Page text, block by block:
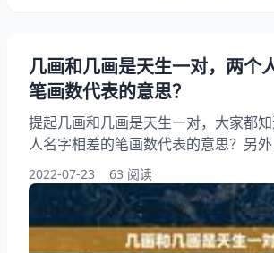
几画和几画是天生一对，两个
笔画数代表的意思？
提起几画和几画是天生一对，大家都
人名字相差的笔画数代表的意思？另
是几画、要准确的，你知道这是怎么回
克代表数字几画？下面就一起来看看
笔画数代表的意思？希望能够帮助到大
画是天生一对 1、两个人名字相差的
2022-07-23 63 阅读